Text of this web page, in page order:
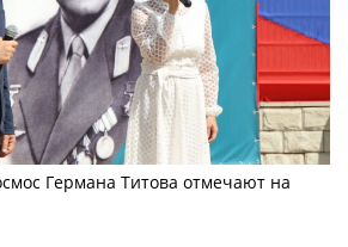
Германа Титова отмечают на